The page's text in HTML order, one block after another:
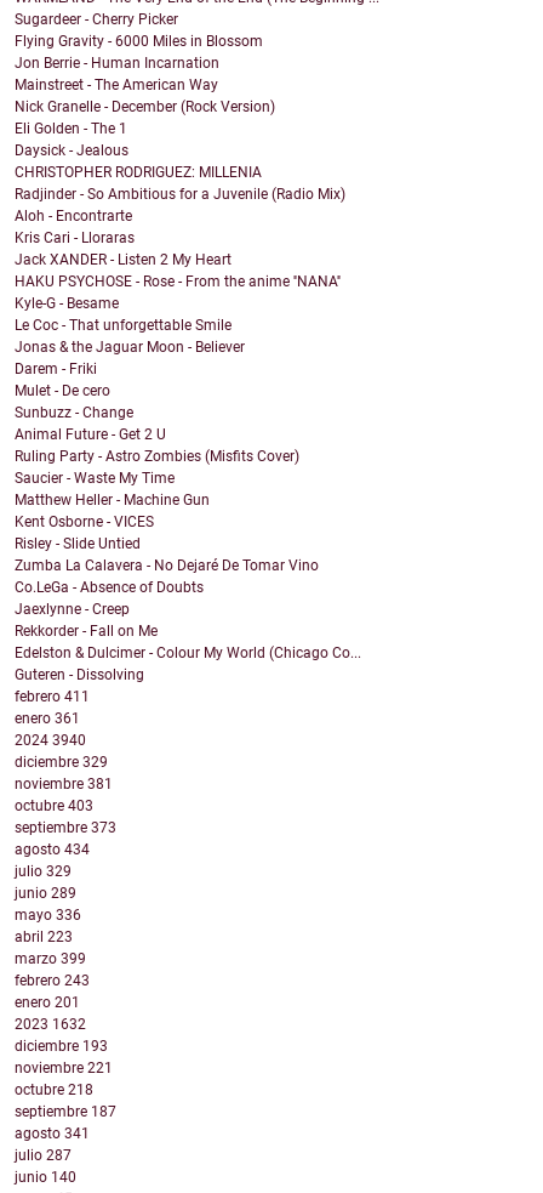
Sugardeer - Cherry Picker
Flying Gravity - 6000 Miles in Blossom
Jon Berrie - Human Incarnation
Mainstreet - The American Way
Nick Granelle - December (Rock Version)
Eli Golden - The 1
Daysick - Jealous
CHRISTOPHER RODRIGUEZ: MILLENIA
Radjinder - So Ambitious for a Juvenile (Radio Mix)
Aloh - Encontrarte
Kris Cari - Lloraras
Jack XANDER - Listen 2 My Heart
HAKU PSYCHOSE - Rose - From the anime ''NANA''
Kyle-G - Besame
Le Coc - That unforgettable Smile
Jonas & the Jaguar Moon - Believer
Darem - Friki
Mulet - De cero
Sunbuzz - Change
Animal Future - Get 2 U
Ruling Party - Astro Zombies (Misfits Cover)
Saucier - Waste My Time
Matthew Heller - Machine Gun
Kent Osborne - VICES
Risley - Slide Untied
Zumba La Calavera - No Dejaré De Tomar Vino
Co.LeGa - Absence of Doubts
Jaexlynne - Creep
Rekkorder - Fall on Me
Edelston & Dulcimer - Colour My World (Chicago Co...
Guteren - Dissolving
febrero 411
enero 361
2024 3940
diciembre 329
noviembre 381
octubre 403
septiembre 373
agosto 434
julio 329
junio 289
mayo 336
abril 223
marzo 399
febrero 243
enero 201
2023 1632
diciembre 193
noviembre 221
octubre 218
septiembre 187
agosto 341
julio 287
junio 140